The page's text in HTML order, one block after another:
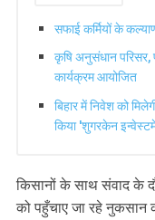
सफाई कर्मियों के
कृषि अनुसंधान
कार्यक्रम आयोजित
बिहार में निवेश को
किया 'शुगरकेन
किसानों के साथ संवाद के
को पहुँचाए जा रहे नुकसान